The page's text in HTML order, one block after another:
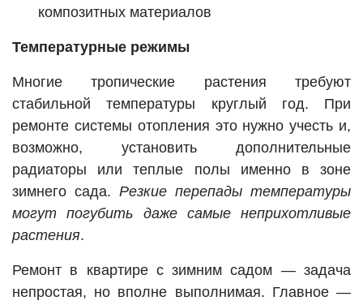
композитных материалов
Температурные режимы
Многие тропические растения требуют
стабильной температуры круглый год. При
ремонте системы отопления это нужно учесть и,
возможно, установить дополнительные
радиаторы или теплые полы именно в зоне
зимнего сада. Резкие перепады температуры
могут погубить даже самые неприхотливые
растения.
Ремонт в квартире с зимним садом — задача
непростая, но вполне выполнимая. Главное —